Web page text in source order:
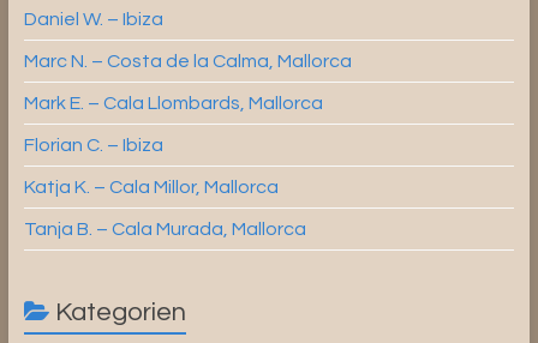
Daniel W. – Ibiza
Marc N. – Costa de la Calma, Mallorca
Mark E. – Cala Llombards, Mallorca
Florian C. – Ibiza
Katja K. – Cala Millor, Mallorca
Tanja B. – Cala Murada, Mallorca
Kategorien